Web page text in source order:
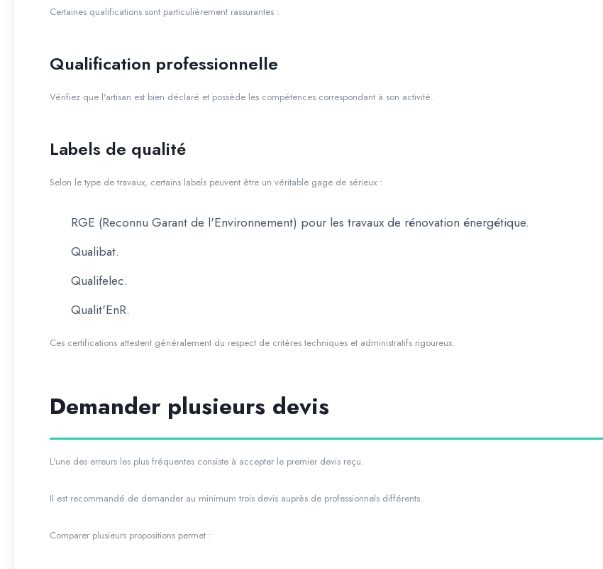
Certaines qualifications sont particulièrement rassurantes :
Qualification professionnelle
Vérifiez que l'artisan est bien déclaré et possède les compétences correspondant à son activité.
Labels de qualité
Selon le type de travaux, certains labels peuvent être un véritable gage de sérieux :
RGE (Reconnu Garant de l'Environnement) pour les travaux de rénovation énergétique.
Qualibat.
Qualifelec.
Qualit'EnR.
Ces certifications attestent généralement du respect de critères techniques et administratifs rigoureux.
Demander plusieurs devis
L'une des erreurs les plus fréquentes consiste à accepter le premier devis reçu.
Il est recommandé de demander au minimum trois devis auprès de professionnels différents.
Comparer plusieurs propositions permet :